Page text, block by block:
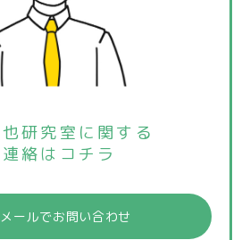
研究室に関する
絡はコチラ
メールでお問い合わせ